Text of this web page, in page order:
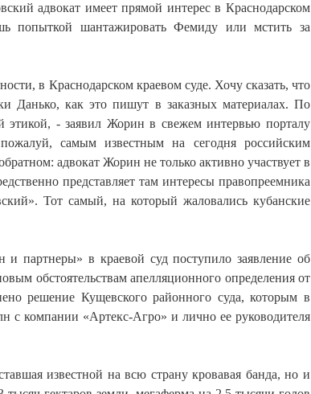
адвокат имеет прямой интерес в Краснодарском
попыткой шантажировать Фемиду или мстить за
в Краснодарском краевом суде. Хочу сказать, что
Данько, как это пишут в заказных материалах. По
этикой, - заявил Жорин в свежем интервью порталу
самым известным на сегодня российским
адвокат Жорин не только активно участвует в
представляет там интересы правопреемника
Тот самый, на который жаловались кубанские
партнеры» в краевой суд поступило заявление об
обстоятельствам апелляционного определения от
решение Кущевского районного суда, которым в
с компании «Артекс-Агро» и лично ее руководителя
известной на всю страну кровавая банда, но и